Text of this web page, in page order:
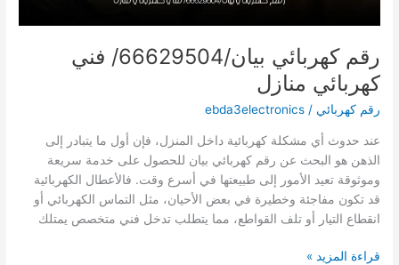
رقم كهربائي بيان/66629504/ فني
كهربائي منازل
رقم كهربائي /
ebda3electronics
عند حدوث أي مشكلة كهربائية داخل المنزل، فإن أول ما يتبادر إلى
الذهن هو البحث عن رقم كهربائي بيان للحصول على خدمة سريعة
وموثوقة تعيد الأمور إلى طبيعتها في أسرع وقت. فالأعطال الكهربائية
قد تكون مفاجئة وخطيرة في بعض الأحيان، مثل التماس الكهربائي أو
انقطاع التيار أو تلف القواطع، مما يتطلب تدخل فني متخصص يمتلك
رقم
قراءة المزيد »